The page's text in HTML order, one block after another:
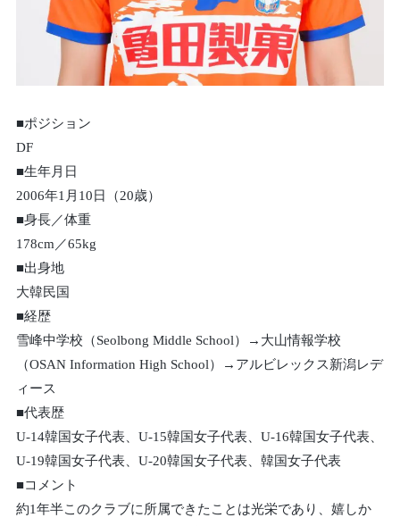
■ポジション
DF
■生年月日
2006年1月10日（20歳）
■身長／体重
178cm／65kg
■出身地
大韓民国
■経歴
雪峰中学校（Seolbong Middle School）→大山情報学校
（OSAN Information High School）→アルビレックス新潟レデ
ィース
■代表歴
U-14韓国女子代表、U-15韓国女子代表、U-16韓国女子代表、
U-19韓国女子代表、U-20韓国女子代表、韓国女子代表
■コメント
約1年半このクラブに所属できたことは光栄であり、嬉しか